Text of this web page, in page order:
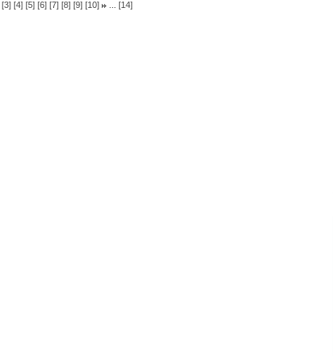
[3] [4] [5] [6] [7] [8] [9] [10] ... [14]